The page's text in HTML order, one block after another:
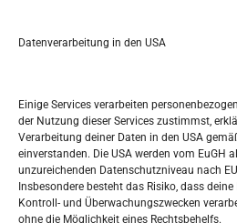
Datenverarbeitung in den USA
Einige Services verarbeiten
der Nutzung dieser Services zustimmst,
Verarbeitung deiner Daten in den USA
einverstanden. Die USA werden vom EuGH
unzureichenden Datenschutzniveau nach
Insbesondere besteht das Risiko, dass
Kontroll- und Überwachungszwecken
ohne die Möglichkeit eines Rechtsbehelfs.
JUNI 2026
M D M D
1 2 3 4
8 9 10 11